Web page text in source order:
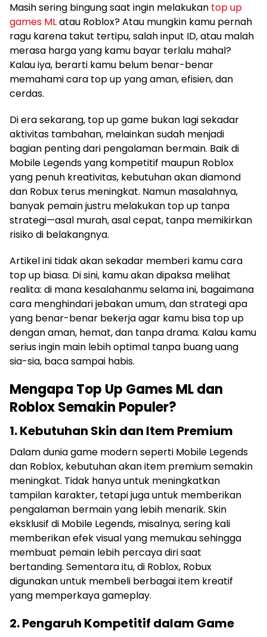
Masih sering bingung saat ingin melakukan top up
games MLatau Roblox? Atau mungkin kamu pernah
ragu karena takut tertipu, salah input ID, atau malah
merasa harga yang kamu bayar terlalu mahal?
Kalau iya, berarti kamu belum benar-benar
memahami cara top up yang aman, efisien, dan
cerdas.
Di era sekarang, top up game bukan lagi sekadar
aktivitas tambahan, melainkan sudah menjadi
bagian penting dari pengalaman bermain. Baik di
Mobile Legends yang kompetitif maupun Roblox
yang penuh kreativitas, kebutuhan akan diamond
dan Robux terus meningkat. Namun masalahnya,
banyak pemain justru melakukan top up tanpa
strategi—asal murah, asal cepat, tanpa memikirkan
risiko di belakangnya.
Artikel ini tidak akan sekadar memberi kamu cara
top up biasa. Di sini, kamu akan dipaksa melihat
realita: di mana kesalahanmu selama ini, bagaimana
cara menghindari jebakan umum, dan strategi apa
yang benar-benar bekerja agar kamu bisa top up
dengan aman, hemat, dan tanpa drama. Kalau kamu
serius ingin main lebih optimal tanpa buang uang
sia-sia, baca sampai habis.
Mengapa Top Up Games ML dan
Roblox Semakin Populer?
1. Kebutuhan Skin dan Item Premium
Dalam dunia game modern seperti Mobile Legends
dan Roblox, kebutuhan akan item premium semakin
meningkat. Tidak hanya untuk meningkatkan
tampilan karakter, tetapi juga untuk memberikan
pengalaman bermain yang lebih menarik. Skin
eksklusif di Mobile Legends, misalnya, sering kali
memberikan efek visual yang memukau sehingga
membuat pemain lebih percaya diri saat
bertanding. Sementara itu, di Roblox, Robux
digunakan untuk membeli berbagai item kreatif
yang memperkaya gameplay.
2. Pengaruh Kompetitif dalam Game